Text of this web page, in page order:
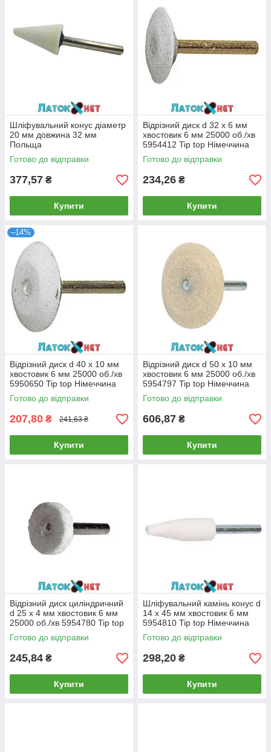
Шліфувальний конус діаметр
20 мм довжина 32 мм
Польща
Готово до відправки
377,57 ₴
Купити
Відрізний диск d 32 х 6 мм
хвостовик 6 мм 25000 об./хв
5954412 Tip top Німеччина
Готово до відправки
234,26 ₴
Купити
–14%
Відрізний диск d 40 х 10 мм
хвостовик 6 мм 25000 об./хв
5950650 Tip top Німеччина
Готово до відправки
207,80 ₴ 241,63 ₴
Купити
Відрізний диск d 50 х 10 мм
хвостовик 6 мм 25000 об./хв
5954797 Tip top Німеччина
Готово до відправки
606,87 ₴
Купити
Відрізний диск циліндричний
d 25 х 4 мм хвостовик 6 мм
25000 об./хв 5954780 Tip top
Німеччина
Готово до відправки
245,84 ₴
Купити
Шліфувальний камінь конус d
14 х 45 мм хвостовик 6 мм
5954810 Tip top Німеччина
Готово до відправки
298,20 ₴
Купити